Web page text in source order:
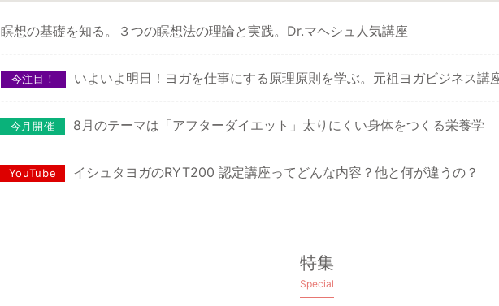
瞑想の基礎を知る。３つの瞑想法の理論と実践。Dr.マヘシュ人気講座
今注目！ いよいよ明日！ヨガを仕事にする原理原則を学ぶ。元祖ヨガビジネス講
今月開催 8月のテーマは「アフターダイエット」太りにくい身体をつくる栄養学
YouTube イシュタヨガのRYT200 認定講座ってどんな内容？他と何が違うの？
特集
Special